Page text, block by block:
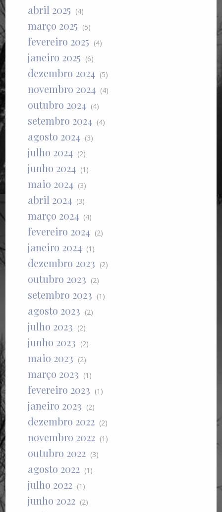
abril 2025 (4)
março 2025 (5)
fevereiro 2025 (4)
janeiro 2025 (6)
dezembro 2024 (5)
novembro 2024 (4)
outubro 2024 (4)
setembro 2024 (4)
agosto 2024 (3)
julho 2024 (2)
junho 2024 (1)
maio 2024 (3)
abril 2024 (3)
março 2024 (4)
fevereiro 2024 (2)
janeiro 2024 (1)
dezembro 2023 (2)
outubro 2023 (2)
setembro 2023 (1)
agosto 2023 (2)
julho 2023 (2)
junho 2023 (2)
maio 2023 (2)
março 2023 (1)
fevereiro 2023 (1)
janeiro 2023 (2)
dezembro 2022 (2)
novembro 2022 (1)
outubro 2022 (3)
agosto 2022 (1)
julho 2022 (1)
junho 2022 (2)